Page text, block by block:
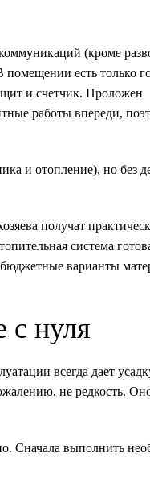
(кроме
помещении есть только
щит и счетчик. Проложен
работы впереди,
и отопление), но без
получат
система
варианты
с нуля
всегда дает
не редкость.
Сначала выполнить